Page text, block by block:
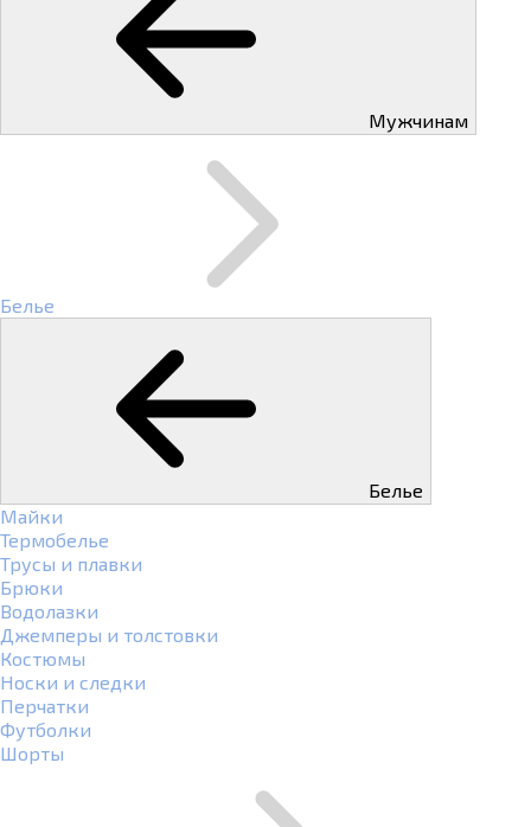
Мужчинам
Белье
Белье
Майки
Термобелье
Трусы и плавки
Брюки
Водолазки
Джемперы и толстовки
Костюмы
Носки и следки
Перчатки
Футболки
Шорты